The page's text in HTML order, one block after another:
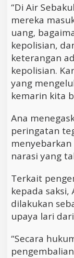
“Di Air
mereka
uang,
kepolisian,
keterangan
kepolisian.
yang
kemarin kita
Ana
peringatan
narasi yang
Terkait
kepada
dilakukan
upaya lari
“Secara